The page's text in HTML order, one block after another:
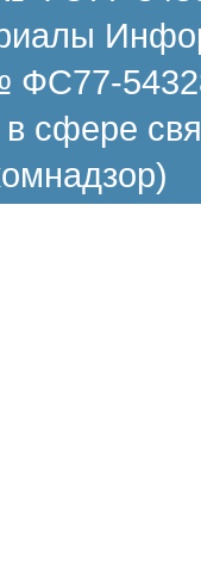
ФС77-
сфере